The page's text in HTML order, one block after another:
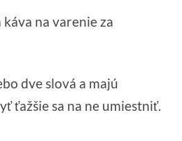
na varenie za
dve slová a majú
ťažšie sa na ne umiestniť.